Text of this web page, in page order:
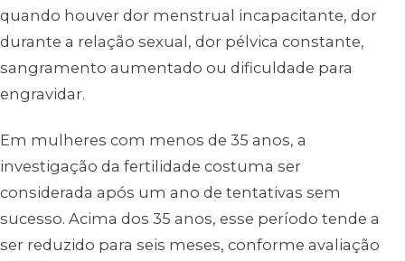
quando houver dor menstrual incapacitante, dor
durante a relação sexual, dor pélvica constante,
sangramento aumentado ou dificuldade para
engravidar.
Em mulheres com menos de 35 anos, a
investigação da fertilidade costuma ser
considerada após um ano de tentativas sem
sucesso. Acima dos 35 anos, esse período tende a
ser reduzido para seis meses, conforme avaliação